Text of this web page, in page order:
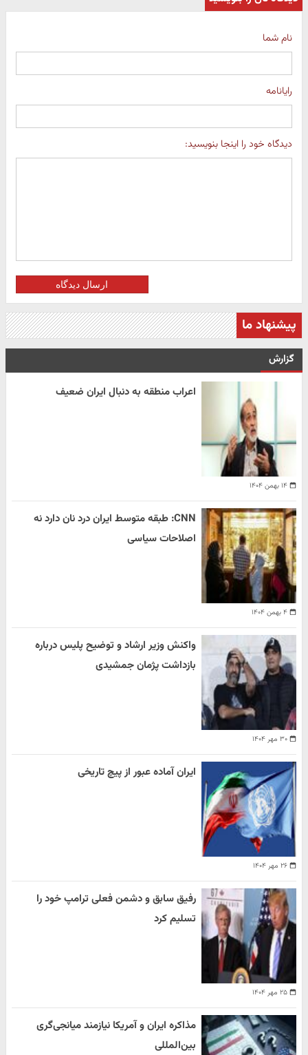
نام شما
رایانامه
دیدگاه خود را اینجا بنویسید:
ارسال دیدگاه
پیشنهاد ما
گزارش
۱۴ بهمن ۱۴۰۴
اعراب منطقه به دنبال ایران ضعیف
۴ بهمن ۱۴۰۴
CNN: طبقه متوسط ایران درد نان دارد نه
اصلاحات سیاسی
۳۰ مهر ۱۴۰۴
واکنش وزیر ارشاد و توضیح پلیس درباره
بازداشت پژمان جمشیدی
۲۶ مهر ۱۴۰۴
ایران آماده عبور از پیچ تاریخی
۲۵ مهر ۱۴۰۴
رفیق سابق و دشمن فعلی ترامپ خود را
تسلیم کرد
مذاکره ایران و آمریکا نیازمند میانجی‌گری
بین‌المللی